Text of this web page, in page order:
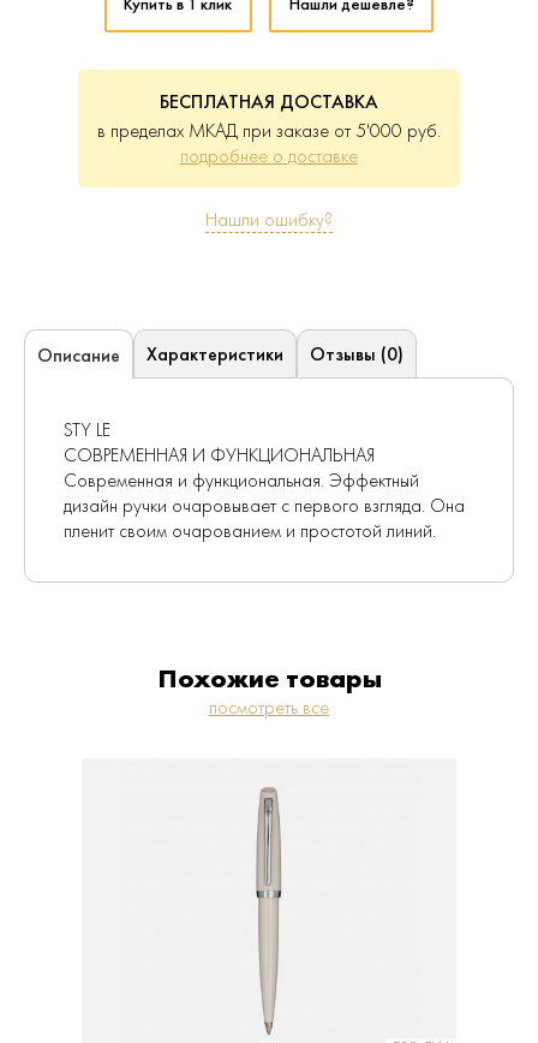
БЕСПЛАТНАЯ ДОСТАВКА
в пределах МКАД при заказе от 5'000 руб.
подробнее о доставке
Нашли ошибку?
Описание Характеристики Отзывы (0)
STY LE
СОВРЕМЕННАЯ И ФУНКЦИОНАЛЬНАЯ
Современная и функциональная. Эффектный
дизайн ручки очаровывает с первого взгляда. Она
пленит своим очарованием и простотой линий.
Похожие товары
посмотреть все